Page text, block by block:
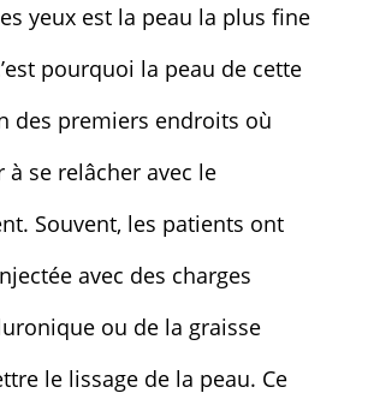
yeux est la peau la plus fine
pourquoi la peau de cette
des premiers endroits où
à se relâcher avec le
Souvent, les patients ont
avec des charges
ou de la graisse
le lissage de la peau. Ce